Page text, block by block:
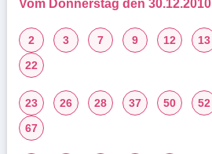
Vom Donnerstag den 30.12.2010
2 3 7 9 12 13
22
23 26 28 37 50 52
67